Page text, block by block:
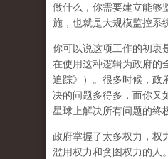
做什么，你需要建立能够
施，也就是大规模监控系
你可以说这项工作的初衷
在使用这种逻辑为政府的
追踪》）。 很多时候，政
决的问题多得多，而你又
星球上解决所有问题的终
政府掌握了太多权力，权
滥用权力和贪图权力的人